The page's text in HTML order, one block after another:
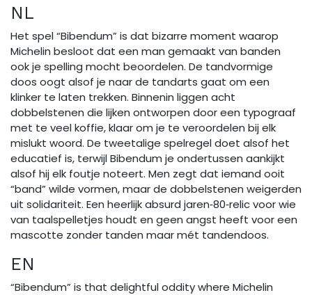
NL
Het spel “Bibendum” is dat bizarre moment waarop
Michelin besloot dat een man gemaakt van banden
ook je spelling mocht beoordelen. De tandvormige
doos oogt alsof je naar de tandarts gaat om een
klinker te laten trekken. Binnenin liggen acht
dobbelstenen die lijken ontworpen door een typograaf
met te veel koffie, klaar om je te veroordelen bij elk
mislukt woord. De tweetalige spelregel doet alsof het
educatief is, terwijl Bibendum je ondertussen aankijkt
alsof hij elk foutje noteert. Men zegt dat iemand ooit
“band” wilde vormen, maar de dobbelstenen weigerden
uit solidariteit. Een heerlijk absurd jaren‑80‑relic voor wie
van taalspelletjes houdt en geen angst heeft voor een
mascotte zonder tanden maar mét tandendoos.
EN
“Bibendum” is that delightful oddity where Michelin